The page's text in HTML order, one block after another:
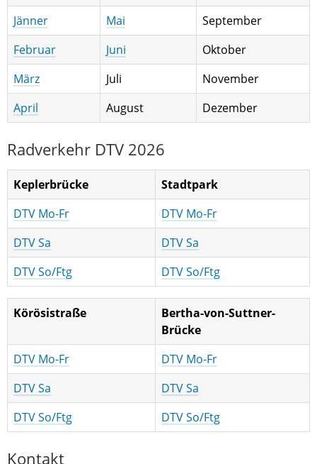
Jänner
Mai
September
Februar
Juni
Oktober
März
Juli
November
April
August Dezember
Radverkehr DTV 2026
Keplerbrücke
Stadtpark
DTV Mo-Fr
DTV Mo-Fr
DTV Sa
DTV Sa
DTV So/Ftg
DTV So/Ftg
Körösistraße
Bertha-von-Suttner-
Brücke
DTV Mo-Fr
DTV Mo-Fr
DTV Sa
DTV Sa
DTV So/Ftg
DTV So/Ftg
Kontakt